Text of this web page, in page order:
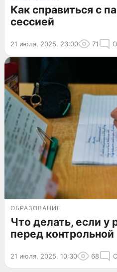
Как справиться с
сессией
21 июля, 2025, 23:00 71
ОБРАЗОВАНИЕ
Что делать, если у
перед контрольной
21 июля, 2025, 10:30 68